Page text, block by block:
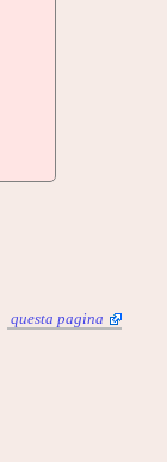
questa pagina